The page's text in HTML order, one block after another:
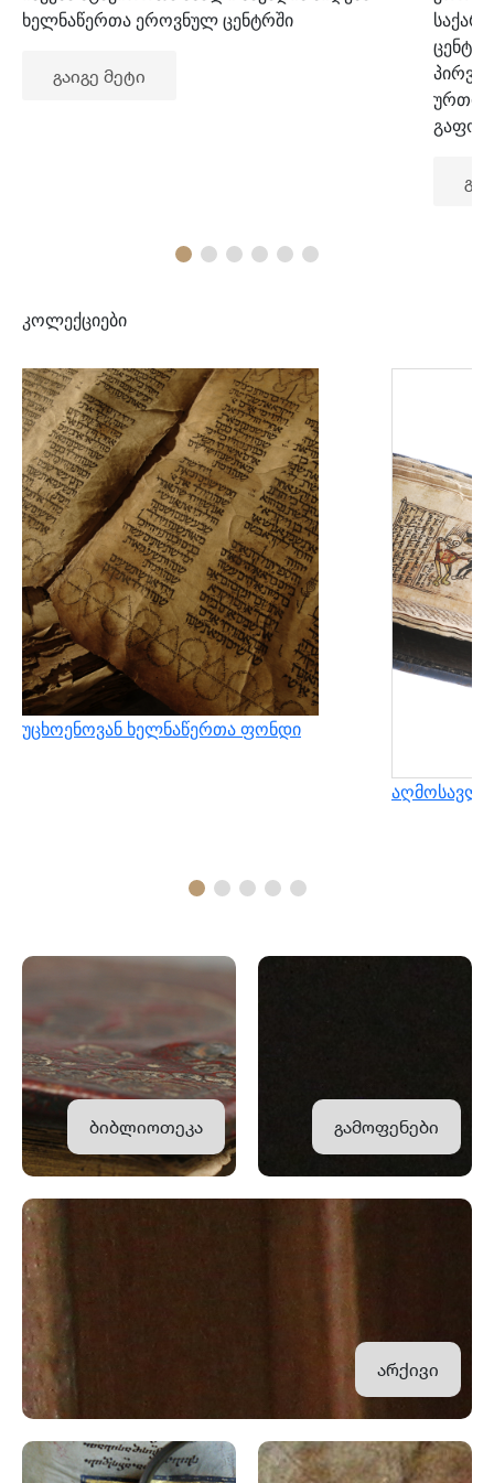
ხელნაწერთა ეროვნულ ცენტრში
გაიგე მეტი
კოლექციები
უცხოენოვან ხელნაწერთა ფონდი
ბიბლიოთეკა გამოფენები
არქივი